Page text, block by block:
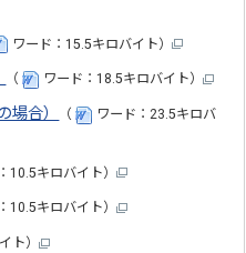
ワード：15.5キロバイト）
（ ワード：18.5キロバイト）
場合） （
ワード：23.5キロバ
10.5キロバイト）
10.5キロバイト）
ト）